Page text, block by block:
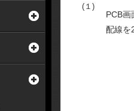
(１)
PCB画
配線を